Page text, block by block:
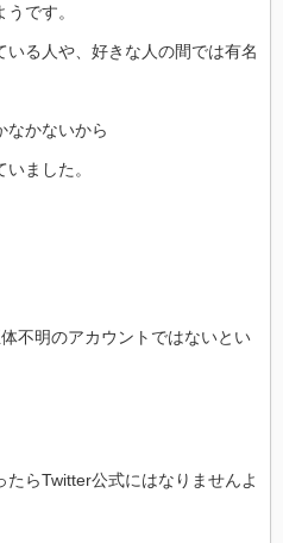
です。
る人や、好きな人の間では有名
なかないから
ました。
不明のアカウントではないとい
らTwitter公式にはなりませんよ